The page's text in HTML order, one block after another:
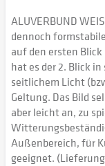
ALUVERBUND
dennoch
auf den ersten
hat es der 2. Blick
seitlichem Licht
Geltung. Das Bild
aber leicht an, zu
Außenbereich, für
geeignet.